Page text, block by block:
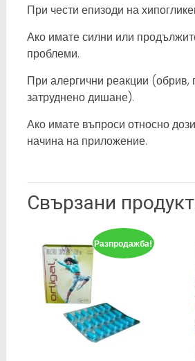
При чести епизоди на
Ако имате силни или
проблеми.
При алергични реакции (обрив,
затруднено дишане).
Ако имате въпроси относно
начина на приложение.
Свързани
Разпродажба!